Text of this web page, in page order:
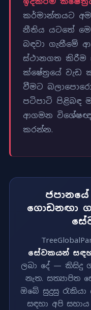
කර්මාන්තයට
නීතිය යටතේ
බඳවා ගැනීමේ
ස්ථානගත කිරීම
ක්ෂේත්‍රයේ
වීමට
පටිපාටි පිළිබඳ
ආගමන
කරන්න.
ගොඩනඟා
සේවකයන්
ලබා දේ — කිසිදු
නැත. සත්‍යාපිත
ඔබේ සුදුසු
සඳහා අපි